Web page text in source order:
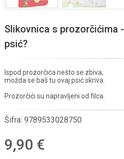
Slikovnica s prozorčićima
psić?
Ispod prozorčića nešto se zbiva,
možda se baš tu ovaj psić skriva.
Prozorčići su napravljeni od filca.
Šifra: 9789533028750
9,90 €